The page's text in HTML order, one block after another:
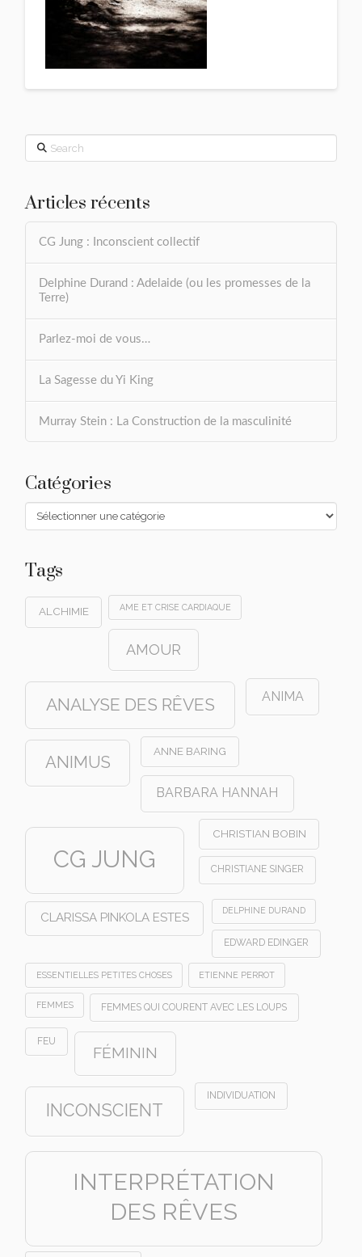
Search
Articles récents
CG Jung : Inconscient collectif
Delphine Durand : Adelaide (ou les promesses de la
Terre)
Parlez-moi de vous…
La Sagesse du Yi King
Murray Stein : La Construction de la masculinité
Catégories
Catégories
Tags
ALCHIMIE AME ET CRISE CARDIAQUE
AMOUR
ANALYSE DES RÊVES ANIMA
ANIMUS
ANNE BARING
BARBARA HANNAH
CG JUNG
CHRISTIAN BOBIN
CHRISTIANE SINGER
CLARISSA PINKOLA ESTES DELPHINE DURAND
EDWARD EDINGER
ESSENTIELLES PETITES CHOSES ETIENNE PERROT
FEMMES FEMMES QUI COURENT AVEC LES LOUPS
FEU
FÉMININ
INCONSCIENT
INDIVIDUATION
INTERPRÉTATION
DES RÊVES